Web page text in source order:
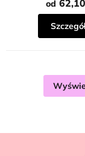
od 62,10